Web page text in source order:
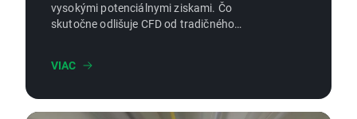
vysokými potenciálnymi ziskami. Čo
skutočne odlišuje CFD od tradičného
VIAC